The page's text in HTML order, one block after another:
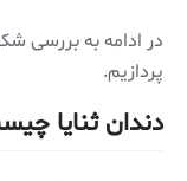
در ادامه به بررسی
پردازیم.
دندان ثنایا